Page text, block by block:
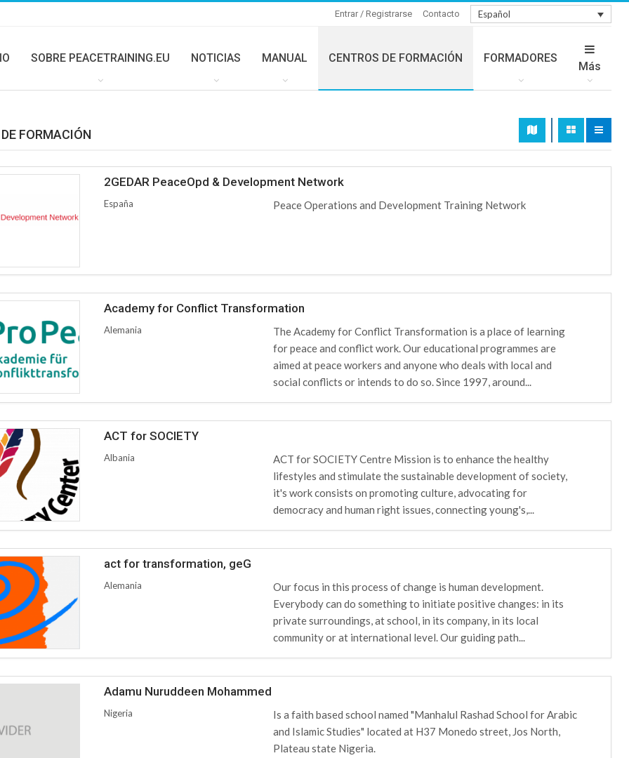
Español
Contacto
Entrar / Registrarse
SOBRE PEACETRAINING.EU NOTICIAS MANUAL CENTROS DE FORMACIÓN FORMADORES
Más
FORMACIÓN
2GEDAR PeaceOpd & Development Network
España Peace Operations and Development Training Network
Academy for Conflict Transformation
Alemania
The Academy for Conflict Transformation is a place of learning
for peace and conflict work. Our educational programmes are
aimed at peace workers and anyone who deals with local and
social conflicts or intends to do so. Since 1997, around...
ACT for SOCIETY
Albania
ACT for SOCIETY Centre Mission is to enhance the healthy
lifestyles and stimulate the sustainable development of society,
it's work consists on promoting culture, advocating for
democracy and human right issues, connecting young's,...
act for transformation, geG
Alemania
Our focus in this process of change is human development.
Everybody can do something to initiate positive changes: in its
private surroundings, at school, in its company, in its local
community or at international level. Our guiding path...
Adamu Nuruddeen Mohammed
Nigeria
Is a faith based school named "Manhalul Rashad School for Arabic
and Islamic Studies" located at H37 Monedo street, Jos North,
Plateau state Nigeria.